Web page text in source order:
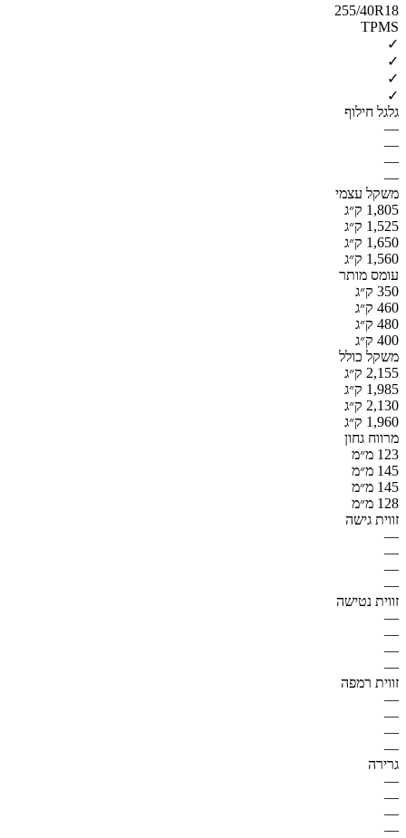
255/40R18
TPMS
✓
✓
✓
✓
גלגל חילוף
—
—
—
—
משקל עצמי
1,805 ק״ג
1,525 ק״ג
1,650 ק״ג
1,560 ק״ג
עומס מותר
350 ק״ג
460 ק״ג
480 ק״ג
400 ק״ג
משקל כולל
2,155 ק״ג
1,985 ק״ג
2,130 ק״ג
1,960 ק״ג
מרווח גחון
123 מ״מ
145 מ״מ
145 מ״מ
128 מ״מ
זווית גישה
—
—
—
—
זווית נטישה
—
—
—
—
זווית רמפה
—
—
—
—
גרירה
—
—
—
—